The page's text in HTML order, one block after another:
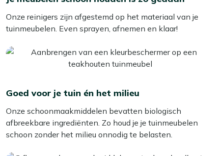
Deze beschermer is zeer effectief en geschikt voor veel
soorten materialen. Je hebt verder niets nodig en kunt je
Rope beschermer heeft ook het Ecosafe label en bevat
biologisch afbreekbare ingrediënten, wat het een veilige
Bekijk meer Tuinaccessoires
Bekijk meer Schoonmaakmiddelen
Onze reinigers zijn afgestemd op het materiaal van je
tuinmeubelen. Even sprayen, afnemen en klaar!
Goed voor je tuin én het milieu
Onze schoonmaakmiddelen bevatten biologisch
afbreekbare ingrediënten. Zo houd je je tuinmeubelen
schoon zonder het milieu onnodig te belasten.